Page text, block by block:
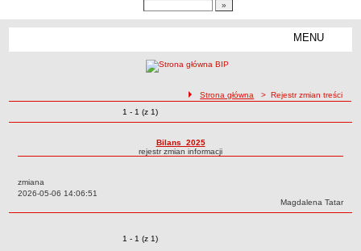
MENU
Szkoły podstawowe
Inne placówki
ZARZĄDZENIA
ścieżka nawigacji
Strona główna > Rejestr zmian treści
Zmiany o pozycjach
1 - 1 (z 1)
Bilans_2025
rejestr zmian informacji
zmiana
Data:
2026-05-06 14:06:51
Autor:
Magdalena Tatar
Zmiany o pozycjach
1 - 1 (z 1)